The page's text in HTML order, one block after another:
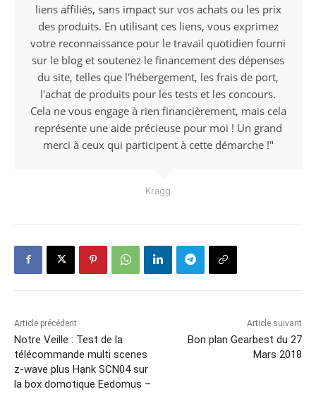
liens affiliés, sans impact sur vos achats ou les prix
des produits. En utilisant ces liens, vous exprimez
votre reconnaissance pour le travail quotidien fourni
sur le blog et soutenez le financement des dépenses
du site, telles que l'hébergement, les frais de port,
l'achat de produits pour les tests et les concours.
Cela ne vous engage à rien financièrement, mais cela
représente une aide précieuse pour moi ! Un grand
merci à ceux qui participent à cette démarche !"
Kragg
Article précédent
Notre Veille : Test de la
télécommande multi scenes
z-wave plus Hank SCN04 sur
la box domotique Eedomus –
Article suivant
Bon plan Gearbest du 27
Mars 2018